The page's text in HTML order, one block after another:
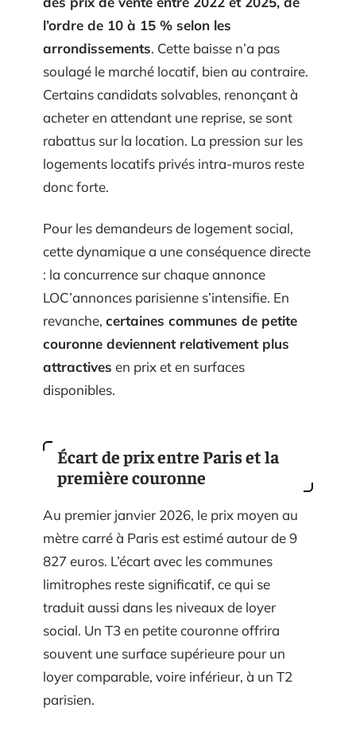
l’ordre de 10 à 15 % selon les
arrondissements. Cette baisse n’a pas
soulagé le marché locatif, bien au contraire.
Certains candidats solvables, renonçant à
acheter en attendant une reprise, se sont
rabattus sur la location. La pression sur les
logements locatifs privés intra-muros reste
donc forte.
Pour les demandeurs de logement social,
cette dynamique a une conséquence directe
: la concurrence sur chaque annonce
LOC’annonces parisienne s’intensifie. En
revanche, certaines communes de petite
couronne deviennent relativement plus
attractives en prix et en surfaces
disponibles.
Écart de prix entre Paris et la
première couronne
Au premier janvier 2026, le prix moyen au
mètre carré à Paris est estimé autour de 9
827 euros. L’écart avec les communes
limitrophes reste significatif, ce qui se
traduit aussi dans les niveaux de loyer
social. Un T3 en petite couronne offrira
souvent une surface supérieure pour un
loyer comparable, voire inférieur, à un T2
parisien.